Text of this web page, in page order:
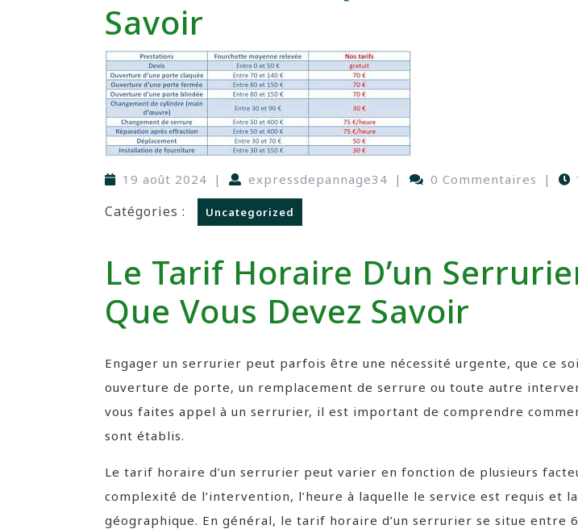
Savoir
19 août 2024 | expressdepannage34 | 0 Commentaires |
Catégories : Uncategorized
Le Tarif Horaire D’un
Que Vous Devez Savoir
Engager un serrurier peut parfois être une nécessité urgente, que ce
ouverture de porte, un remplacement de serrure ou toute autre
vous faites appel à un serrurier, il est important de comprendre
sont établis.
Le tarif horaire d’un serrurier peut varier en fonction de plusieurs
complexité de l’intervention, l’heure à laquelle le service est requis et
géographique. En général, le tarif horaire d’un serrurier se situe entre